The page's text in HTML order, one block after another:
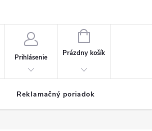
Prihlásenie
NÁKUPNÝ
KOŠÍK
Prázdny košík
Reklamačný poriadok